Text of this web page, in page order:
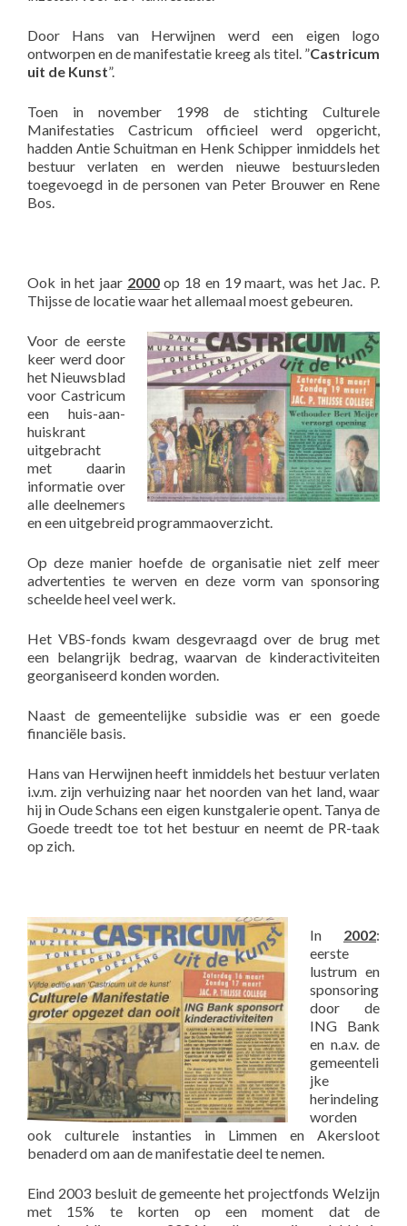
Door Hans van Herwijnen werd een eigen logo
ontworpen en de manifestatie kreeg als titel. ”Castricum
uit de Kunst”.
Toen in november 1998 de stichting Culturele
Manifestaties Castricum officieel werd opgericht,
hadden Antie Schuitman en Henk Schipper inmiddels het
bestuur verlaten en werden nieuwe bestuursleden
toegevoegd in de personen van Peter Brouwer en Rene
Bos.
Ook in het jaar 2000op 18 en 19 maart, was het Jac. P.
Thijsse de locatie waar het allemaal moest gebeuren.
Voor de eerste
keer werd door
het Nieuwsblad
voor Castricum
een huis-aan-
huiskrant
uitgebracht
met daarin
informatie over
alle deelnemers
en een uitgebreid programmaoverzicht.
Op deze manier hoefde de organisatie niet zelf meer
advertenties te werven en deze vorm van sponsoring
scheelde heel veel werk.
Het VBS-fonds kwam desgevraagd over de brug met
een belangrijk bedrag, waarvan de kinderactiviteiten
georganiseerd konden worden.
Naast de gemeentelijke subsidie was er een goede
financiële basis.
Hans van Herwijnen heeft inmiddels het bestuur verlaten
i.v.m. zijn verhuizing naar het noorden van het land, waar
hij in Oude Schans een eigen kunstgalerie opent. Tanya de
Goede treedt toe tot het bestuur en neemt de PR-taak
op zich.
In 2002:
eerste
lustrum en
sponsoring
door de
ING Bank
en n.a.v. de
gemeenteli
jke
herindeling
worden
ook culturele instanties in Limmen en Akersloot
benaderd om aan de manifestatie deel te nemen.
Eind 2003 besluit de gemeente het projectfonds Welzijn
met 15% te korten op een moment dat de